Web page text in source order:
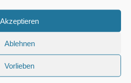
Akzeptieren
Ablehnen
Vorlieben
Date Inseraten gibt es
die zärtlich ist und